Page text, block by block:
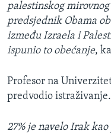
palestinskog
predsjednik Obama
između Izraela i
ispunio to obećanje,
Profesor na
predvodio
27% je navelo Irak